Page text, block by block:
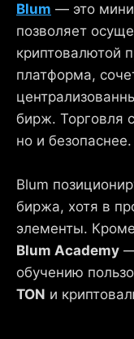
Blum — это
позволяет
криптовалютой
платформа,
бирж. Торговля
но и безопаснее.
Blum
биржа, хотя в
элементы.
Blum Academy
обучению
TON и